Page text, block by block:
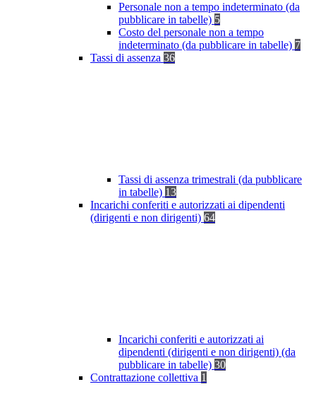
Personale non a tempo indeterminato (da
pubblicare in tabelle) 5
Costo del personale non a tempo
indeterminato (da pubblicare in tabelle) 7
Tassi di assenza 36
Tassi di assenza trimestrali (da pubblicare
in tabelle) 13
Incarichi conferiti e autorizzati ai dipendenti
(dirigenti e non dirigenti) 64
Incarichi conferiti e autorizzati ai
dipendenti (dirigenti e non dirigenti) (da
pubblicare in tabelle) 30
Contrattazione collettiva 1